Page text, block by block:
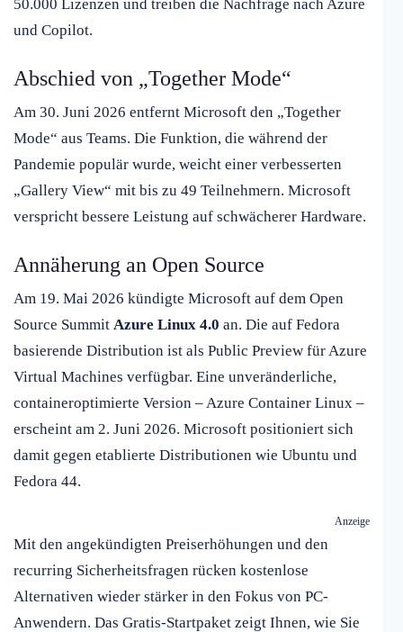
50.000 Lizenzen und treiben die Nachfrage nach Azure
und Copilot.
Abschied von „Together Mode“
Am 30. Juni 2026 entfernt Microsoft den „Together
Mode“ aus Teams. Die Funktion, die während der
Pandemie populär wurde, weicht einer verbesserten
„Gallery View“ mit bis zu 49 Teilnehmern. Microsoft
verspricht bessere Leistung auf schwächerer Hardware.
Annäherung an Open Source
Am 19. Mai 2026 kündigte Microsoft auf dem Open
Source Summit Azure Linux 4.0 an. Die auf Fedora
basierende Distribution ist als Public Preview für Azure
Virtual Machines verfügbar. Eine unveränderliche,
containeroptimierte Version – Azure Container Linux –
erscheint am 2. Juni 2026. Microsoft positioniert sich
damit gegen etablierte Distributionen wie Ubuntu und
Fedora 44.
Anzeige
Mit den angekündigten Preiserhöhungen und den
recurring Sicherheitsfragen rücken kostenlose
Alternativen wieder stärker in den Fokus von PC-
Anwendern. Das Gratis-Startpaket zeigt Ihnen, wie Sie